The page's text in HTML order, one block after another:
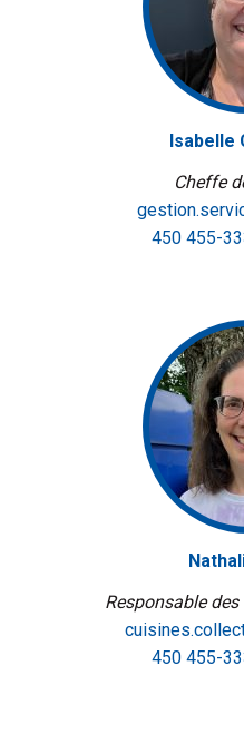
Isabelle
Cheffe
450 455-
Responsable
450 455-